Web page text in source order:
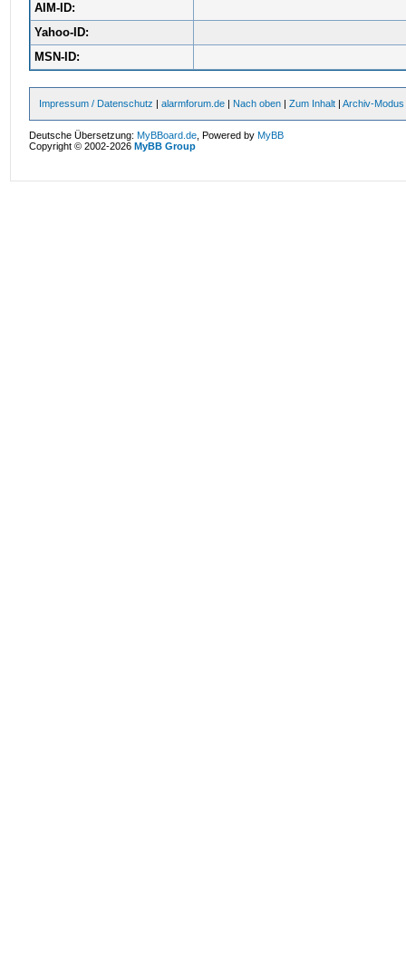
AIM-ID:
Yahoo-ID:
MSN-ID:
Impressum / Datenschutz |alarmforum.de | Nach oben |Zum Inhalt |Archiv-Modus
Deutsche Übersetzung:MyBBoard.de , Powered byMyBB
Copyright © 2002-2026MyBB Group